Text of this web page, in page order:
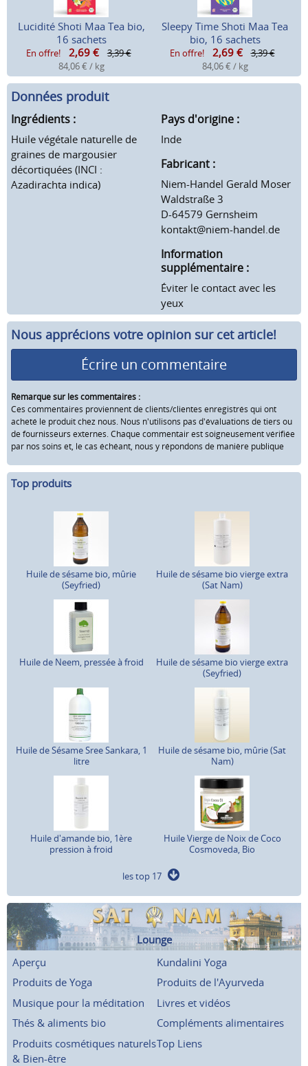
Lucidité Shoti Maa Tea bio,
16 sachets
En offre! 2,69 €
3,39 €
84,06 € / kg
Sleepy Time Shoti Maa Tea
bio, 16 sachets
En offre! 2,69 €
3,39 €
84,06 € / kg
Données produit
Ingrédients :
Huile végétale naturelle de
graines de margousier
décortiquées (INCI :
Azadirachta indica)
Pays d'origine :
Inde
Fabricant :
Niem-Handel Gerald Moser
Waldstraße 3
D-64579 Gernsheim
kontakt@niem-handel.de
Information
supplémentaire :
Éviter le contact avec les
yeux
Nous apprécions votre opinion sur cet article!
Écrire un commentaire
Remarque sur les commentaires :
Ces commentaires proviennent de clients/clientes enregistrés qui ont
acheté le produit chez nous. Nous n'utilisons pas d'évaluations de tiers ou
de fournisseurs externes. Chaque commentair est soigneusement vérifiée
par nos soins et, le cas échéant, nous y répondons de manière publique
Top produits
Huile de sésame bio, mûrie
(Seyfried)
Huile de sésame bio vierge extra
(Sat Nam)
Huile de Neem, pressée à froid
Huile de sésame bio vierge extra
(Seyfried)
Huile de Sésame Sree Sankara, 1
litre
Huile de sésame bio, mûrie (Sat
Nam)
Huile d'amande bio, 1ère
pression à froid
Huile Vierge de Noix de Coco
Cosmoveda, Bio
les top 17
Lounge
Aperçu
Kundalini Yoga
Produits de Yoga
Produits de l'Ayurveda
Musique pour la méditation
Livres et vidéos
Thés & aliments bio
Compléments alimentaires
Produits cosmétiques naturels
& Bien-être
Top Liens